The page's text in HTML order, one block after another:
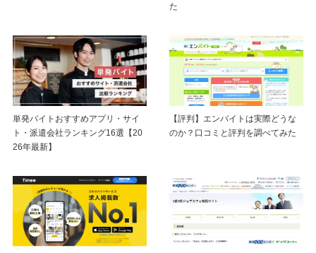
た
単発バイトおすすめアプリ・サイ
ト・派遣会社ランキング16選【20
26年最新】
【評判】エンバイトは実際どうな
のか？口コミと評判を調べてみた